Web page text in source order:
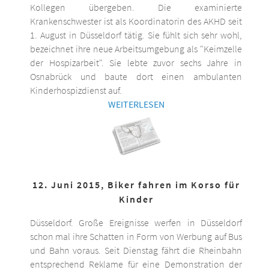
Kollegen übergeben. Die examinierte
Krankenschwester ist als Koordinatorin des AKHD seit
1. August in Düsseldorf tätig. Sie fühlt sich sehr wohl,
bezeichnet ihre neue Arbeitsumgebung als "Keimzelle
der Hospizarbeit". Sie lebte zuvor sechs Jahre in
Osnabrück und baute dort einen ambulanten
Kinderhospizdienst auf.
WEITERLESEN
12. Juni 2015, Biker fahren im Korso für
Kinder
Düsseldorf. Große Ereignisse werfen in Düsseldorf
schon mal ihre Schatten in Form von Werbung auf Bus
und Bahn voraus. Seit Dienstag fährt die Rheinbahn
entsprechend Reklame für eine Demonstration der